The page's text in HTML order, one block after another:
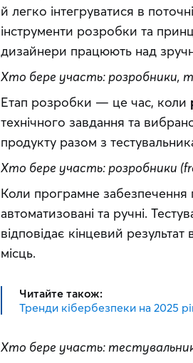
й легко інтегруватися в
інструменти розробки та
дизайнери працюють над
Хто бере участь: розробники,
Етап розробки — це час, коли
технічного завдання та
продукту разом з
Хто бере участь: розробники
Коли програмне забезпечення
автоматизовані та ручні.
відповідає кінцевий
місць.
Читайте також:
Тренди кібербезпеки на 2025
Хто бере участь: